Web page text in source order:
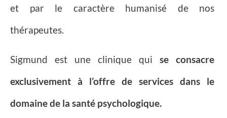
et par le caractère humanisé de nos
thérapeutes.
Sigmund est une clinique qui se consacre
exclusivement à l’offre de services dans le
domaine de la santé psychologique.